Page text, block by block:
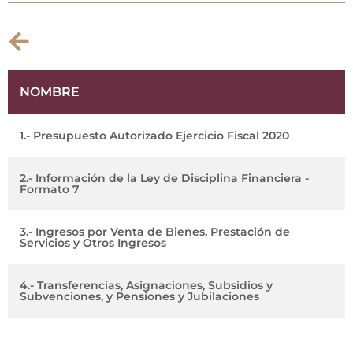
NOMBRE
1.- Presupuesto Autorizado Ejercicio Fiscal 2020
2.- Información de la Ley de Disciplina Financiera -
Formato 7
3.- Ingresos por Venta de Bienes, Prestación de
Servicios y Otros Ingresos
4.- Transferencias, Asignaciones, Subsidios y
Subvenciones, y Pensiones y Jubilaciones